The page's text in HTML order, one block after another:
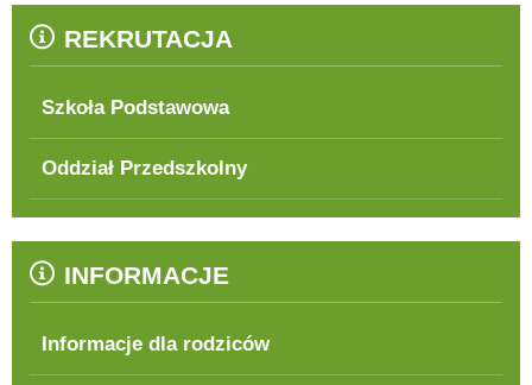
REKRUTACJA
Szkoła Podstawowa
Oddział Przedszkolny
INFORMACJE
Informacje dla rodziców